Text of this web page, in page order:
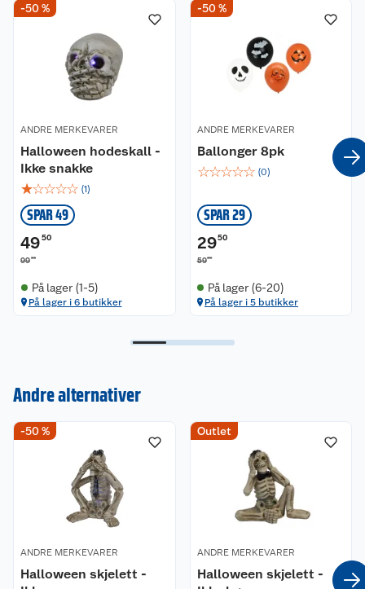
-50 %
ANDRE MERKEVARER
Halloween hodeskall -
Ikke snakke
☆☆☆☆☆ (1)
SPAR 49
4950
9900
På lager (1-5)
På lager i 6 butikker
-50 %
ANDRE MERKEVARER
Ballonger 8pk
☆☆☆☆☆ (0)
SPAR 29
2950
5900
På lager (6-20)
På lager i 5 butikker
Andre alternativer
-50 %
ANDRE MERKEVARER
Halloween skjelett -
Outlet
ANDRE MERKEVARER
Halloween skjelett -
Om oss
Våre butikker
Coop kjeder
Kontakt oss
Angre- og returrett
Reklamasjon og garanti
Betalingsalternativer